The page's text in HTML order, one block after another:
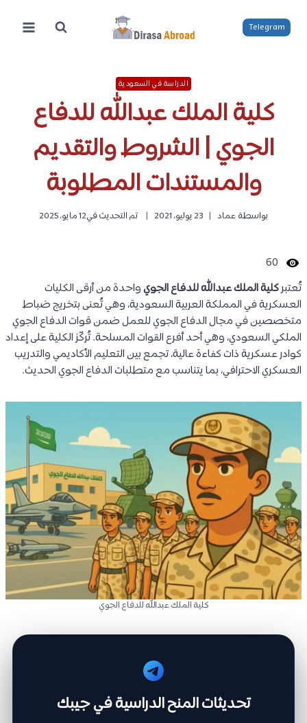
المحتوى
Telegram
الدراسة في السعودية
كلية الملك عبدالله للدفاع
الجوي | الشروط والتقديم
والمستندات المطلوبة
بواسطة عماد 23 يوليو، 2021 تم التحديث في12 مايو، 2025
60
تُعتبركلية الملك عبدالله للدفاع الجويواحدة من أرقى الكليات
العسكرية في المملكة العربية السعودية، وهي تُعنى بتخريج ضباط
متخصصين في مجال الدفاع الجوي للعمل ضمن قوات الدفاع الجوي
الملكي السعودي، وهي أحد أفرع القوات المسلحة. تُركّز الكلية على إعداد
كوادر عسكرية ذات كفاءة عالية، تجمع بين التعليم الأكاديمي والتدريب
العسكري الاحترافي، بما يتناسب مع متطلبات الدفاع الجوي الحديث.
كلية الملك عبدالله للدفاع الجوي
تحديثات المنح الدراسية في جيبك